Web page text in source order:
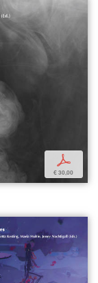
p
€ 30,00